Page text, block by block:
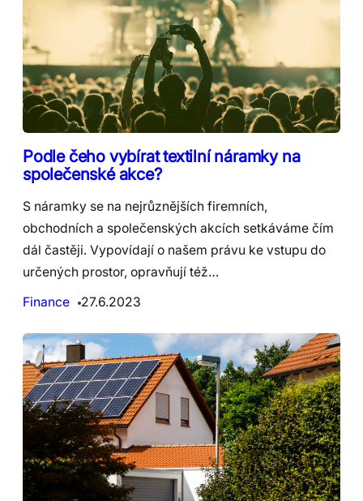
Podle čeho vybírat textilní náramky na
společenské akce?
S náramky se na nejrůznějších firemních,
obchodních a společenských akcích setkáváme čím
dál častěji. Vypovídají o našem právu ke vstupu do
určených prostor, opravňují též…
Finance
27.6.2023